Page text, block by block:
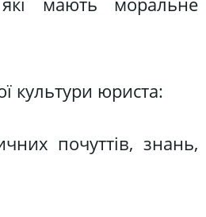
культури юриста:
почуттів, знань,